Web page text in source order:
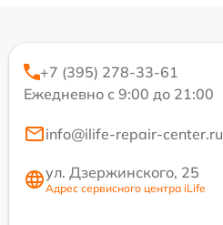
+7 (395) 278-33-61
Ежедневно с 9:00 до 21:00
info@ilife-repair-center.ru
ул. Дзержинского, 25
Адрес сервисного центра iLife